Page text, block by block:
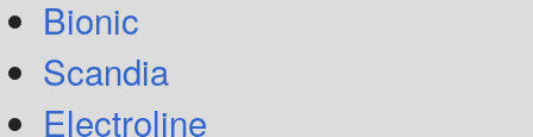
Bionic
Scandia
Electroline